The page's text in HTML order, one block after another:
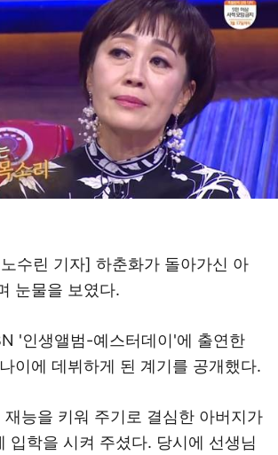
수린 기자] 하춘화가 돌아가신 아
눈물을 보였다.
'인생앨범-예스터데이'에 출연한
이에 데뷔하게 된 계기를 공개했다.
능을 키워 주기로 결심한 아버지가
입학을 시켜 주셨다. 당시에 선생님